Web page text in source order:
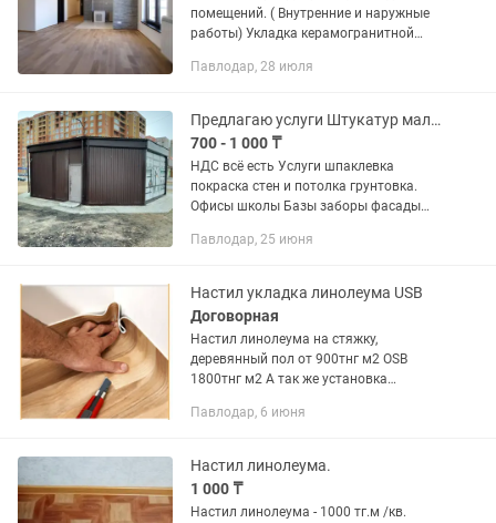
помещений. ( Внутренние и наружные
работы) Укладка керамогранитной
Покраска стен, монтаж и поклейка
Павлодар, 28 июля
Предлагаю услуги Штукатур маляр
700 - 1 000 ₸
НДС всё есть Услуги шпаклевка
покраска стен и потолка грунтовка.
Офисы школы Базы заборы фасады
полы ламинат линолеум плинтуса,
Павлодар, 25 июня
Настил укладка линолеума USB
Договорная
Настил линолеума на стяжку,
деревянный пол от 900тнг м2 OSB
1800тнг м2 А так же установка
Звоните 10:00 до 20:00 Писать до 22:00
Павлодар, 6 июня
Настил линолеума.
1 000 ₸
Настил линолеума - 1000 тг.м /кв.